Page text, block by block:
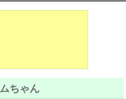
ちゃん